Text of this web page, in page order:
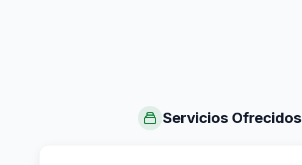
Servicios Ofrecidos